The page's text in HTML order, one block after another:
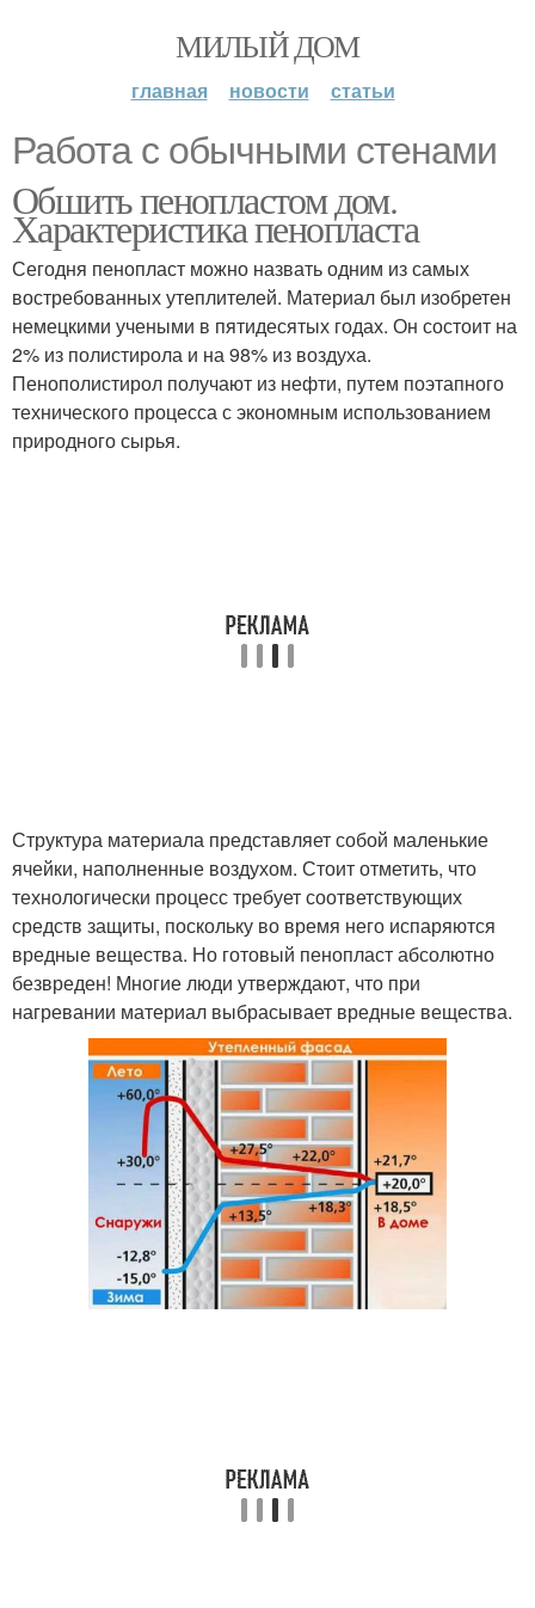
МИЛЫЙ ДОМ
главная новости статьи
Работа с обычными стенами
Обшить пенопластом дом.
Характеристика пенопласта
Сегодня пенопласт можно назвать одним из самых
востребованных утеплителей. Материал был изобретен
немецкими учеными в пятидесятых годах. Он состоит на
2% из полистирола и на 98% из воздуха.
Пенополистирол получают из нефти, путем поэтапного
технического процесса с экономным использованием
природного сырья.
Структура материала представляет собой маленькие
ячейки, наполненные воздухом. Стоит отметить, что
технологически процесс требует соответствующих
средств защиты, поскольку во время него испаряются
вредные вещества. Но готовый пенопласт абсолютно
безвреден! Многие люди утверждают, что при
нагревании материал выбрасывает вредные вещества.